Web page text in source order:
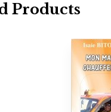
Products